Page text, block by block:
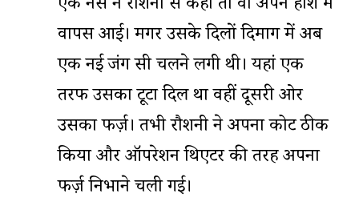
एक नर्स ने रौशनी से कहा तो वो अपने होश में
वापस आई। मगर उसके दिलों दिमाग में अब
एक नई जंग सी चलने लगी थी। यहां एक
तरफ उसका टूटा दिल था वहीं दूसरी ओर
उसका फर्ज़। तभी रौशनी ने अपना कोट ठीक
किया और ऑपरेशन थिएटर की तरह अपना
फर्ज़ निभाने चली गई।